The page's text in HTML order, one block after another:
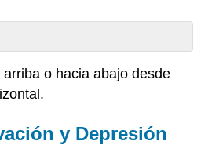
o hacia abajo desde
y Depresión